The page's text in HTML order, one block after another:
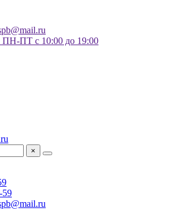
ПН-ПТ с 10:00 до 19:00
×
59